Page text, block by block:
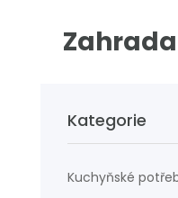
Kategorie
Kuchyňské